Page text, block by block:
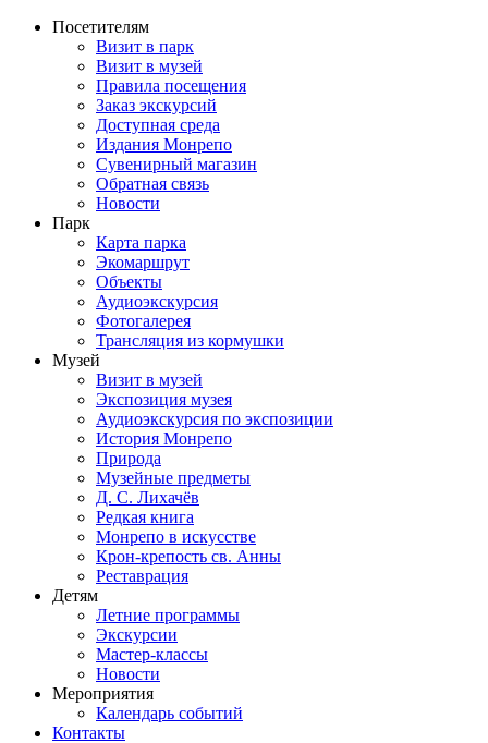
Посетителям
Визит в парк
Визит в музей
Правила посещения
Заказ экскурсий
Доступная среда
Издания Монрепо
Сувенирный магазин
Обратная связь
Новости
Парк
Карта парка
Экомаршрут
Объекты
Аудиоэкскурсия
Фотогалерея
Трансляция из кормушки
Музей
Визит в музей
Экспозиция музея
Аудиоэкскурсия по экспозиции
История Монрепо
Природа
Музейные предметы
Д. С. Лихачёв
Редкая книга
Монрепо в искусстве
Крон-крепость св. Анны
Реставрация
Детям
Летние программы
Экскурсии
Мастер-классы
Новости
Мероприятия
Календарь событий
Контакты